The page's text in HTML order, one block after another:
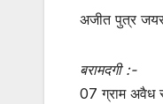
अजीत पुत्र
बरामदगी :-
07 ग्राम अवैध